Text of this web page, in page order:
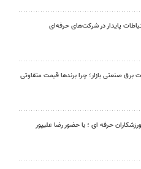
پایدار در شرکت‌های حرفه‌ای
صنعتی بازار؛ چرا برندها قیمت متفاوتی
حرفه ای ؛ با حضور رضا علیپور